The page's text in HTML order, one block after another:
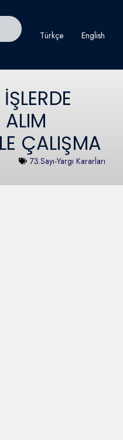
Türkçe English
ÇALIŞMA
73.Sayı-Yargı Kararları